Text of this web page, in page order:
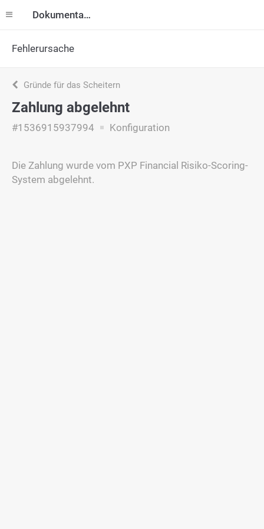
Dokumentation
Fehlerursache
Gründe für das Scheitern
Zahlung abgelehnt
#1536915937994 Konfiguration
Die Zahlung wurde vom PXP Financial Risiko-Scoring-
System abgelehnt.